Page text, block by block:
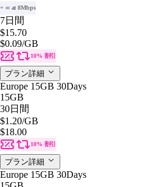
+ ∞ at 8Mbps
7日間
$15.70
$0.09/GB
10% 割引
プラン詳細
Europe 15GB 30Days
15GB
30日間
$1.20/GB
$18.00
10% 割引
プラン詳細
Europe 15GB 30Days